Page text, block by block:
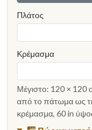
Πλάτος
Κρέμασμα
Μέγιστο: 120 × 120
από το πάτωμα ως
κρέμασμα, 60 in